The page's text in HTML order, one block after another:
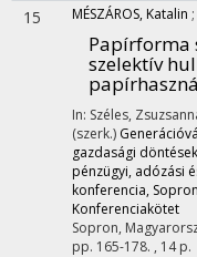
15 MÉSZÁROS, Katalin ;
Papírforma
szelektív
In: Széles,
(szerk.)
gazdasági döntések
pénzügyi, adózási
konferencia,
Konferenciakötet
Sopron,
pp. 165-178. , 14 p.